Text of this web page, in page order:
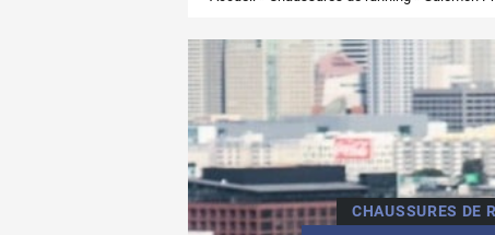
CHAUSSURES DE